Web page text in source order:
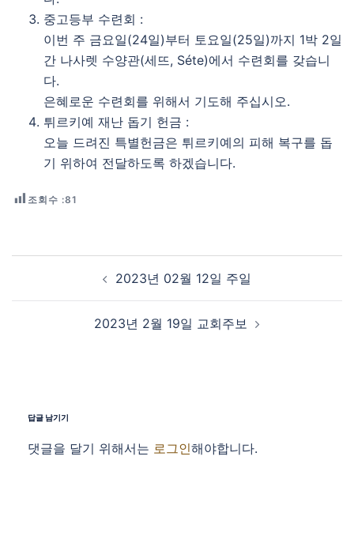
중고등부 수련회 :
이번 주 금요일(24일)부터 토요일(25일)까지 1박 2일
간 나사렛 수양관(세뜨, Séte)에서 수련회를 갖습니
다.
은혜로운 수련회를 위해서 기도해 주십시오. 
튀르키예 재난 돕기 헌금 :
오늘 드려진 특별헌금은 튀르키예의 피해 복구를 돕
기 위하여 전달하도록 하겠습니다.
조회수 :81
Post navigation
2023년 02월 12일 주일
2023년 2월 19일 교회주보
답글 남기기
댓글을 달기 위해서는 로그인해야합니다.